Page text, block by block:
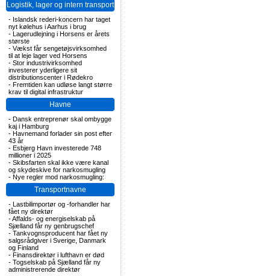
Logistik, lager og intern transport
- Islandsk rederi-koncern har taget
nyt kølehus i Aarhus i brug
- Lagerudlejning i Horsens er årets
største
- Vækst får sengetøjsvirksomhed
til at leje lager ved Horsens
- Stor industrivirksomhed
investerer yderligere sit
distributionscenter i Rødekro
- Fremtiden kan udløse langt større
krav til digital infrastruktur
Havne
- Dansk entreprenør skal ombygge
kaj i Hamburg
- Havnemand forlader sin post efter
43 år
- Esbjerg Havn investerede 748
millioner i 2025
- Skibsfarten skal ikke være kanal
og skydeskive for narkosmugling
- Nye regler mod narkosmugling:
Transportnavne
- Lastbilimportør og -forhandler har
fået ny direktør
-Affalds- og energiselskab på
Sjælland får ny genbrugschef
- Tankvognsproducent har fået ny
salgsrådgiver i Sverige, Danmark
og Finland
- Finansdirektør i lufthavn er død
- Togselskab på Sjælland får ny
administrerende direktør